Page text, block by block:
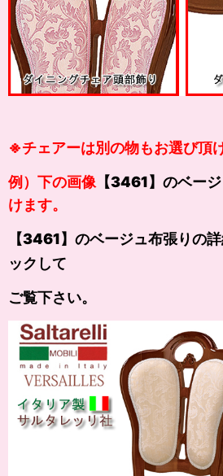
※チェアーは別の物もお選び頂け
例）下の画像 【3461】のベー
けます。
【3461】のベージュ布張りの
ックして
ご覧下さい。